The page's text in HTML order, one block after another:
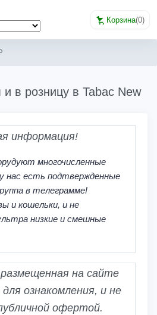
Корзина(0)
в розницу в Tabac New
информация!
многочисленные
нас есть подтвержденные
в телеграмме!
и кошельки, и не
низкие и смешные
на сайте
ознакомления, и не
офертой.